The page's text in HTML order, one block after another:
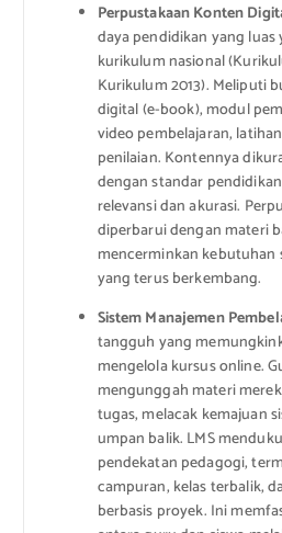
Perpustakaan Konten
daya pendidikan yang
kurikulum nasional
Kurikulum 2013). Meliputi
digital (e-book), modul
video pembelajaran,
penilaian. Kontennya
dengan standar
relevansi dan akurasi.
diperbarui dengan materi
mencerminkan kebutuhan
yang terus berkembang.
Sistem Manajemen
tangguh yang
mengelola kursus online.
mengunggah materi
tugas, melacak kemajuan
umpan balik. LMS
pendekatan pedagogi,
campuran, kelas terbalik,
berbasis proyek. Ini